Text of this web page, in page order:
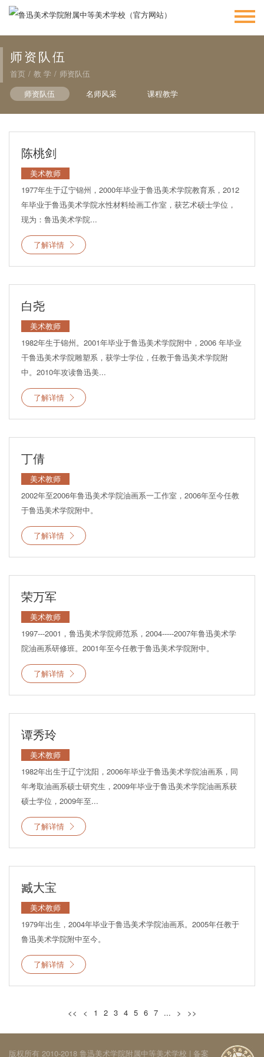
师资队伍
首页 / 教 学 / 师资队伍
师资队伍
名师风采 课程教学
陈桃剑
美术教师
1977年生于辽宁锦州，2000年毕业于鲁迅美术学院教育系，2012
年毕业于鲁迅美术学院水性材料绘画工作室，获艺术硕士学位，
现为：鲁迅美术学院...
了解详情
白尧
美术教师
1982年生于锦州。2001年毕业于鲁迅美术学院附中，2006 年毕业
干鲁迅美术学院雕塑系，获学士学位，任教于鲁迅美术学院附
中。2010年攻读鲁迅美...
了解详情
丁倩
美术教师
2002年至2006年鲁迅美术学院油画系一工作室，2006年至今任教
于鲁迅美术学院附中。
了解详情
荣万军
美术教师
1997---2001，鲁迅美术学院师范系，2004-----2007年鲁迅美术学
院油画系研修班。2001年至今任教于鲁迅美术学院附中。
了解详情
谭秀玲
美术教师
1982年出生于辽宁沈阳，2006年毕业于鲁迅美术学院油画系，同
年考取油画系硕士研究生，2009年毕业于鲁迅美术学院油画系获
硕士学位，2009年至...
了解详情
臧大宝
美术教师
1979年出生，2004年毕业于鲁迅美术学院油画系。2005年任教于
鲁迅美术学院附中至今。
了解详情
<< < 1 2 3 4 5 6 7 ... > >>
版权所有 2010-2018 鲁迅美术学院附属中等美术学校 | 备案